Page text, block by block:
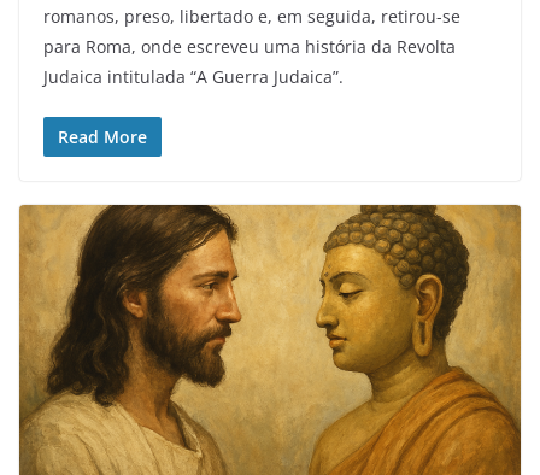
romanos, preso, libertado e, em seguida, retirou-se
para Roma, onde escreveu uma história da Revolta
Judaica intitulada “A Guerra Judaica”.
Read More